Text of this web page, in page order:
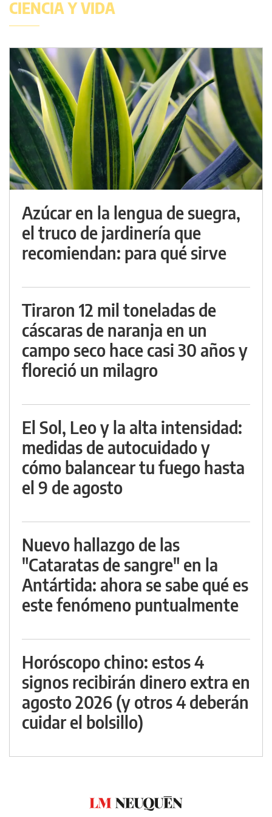
CIENCIA Y VIDA
Azúcar en la lengua de suegra,
el truco de jardinería que
recomiendan: para qué sirve
Tiraron 12 mil toneladas de
cáscaras de naranja en un
campo seco hace casi 30 años y
floreció un milagro
El Sol, Leo y la alta intensidad:
medidas de autocuidado y
cómo balancear tu fuego hasta
el 9 de agosto
Nuevo hallazgo de las
"Cataratas de sangre" en la
Antártida: ahora se sabe qué es
este fenómeno puntualmente
Horóscopo chino: estos 4
signos recibirán dinero extra en
agosto 2026 (y otros 4 deberán
cuidar el bolsillo)